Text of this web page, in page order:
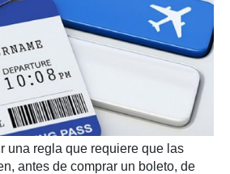
una regla que requiere que las
antes de comprar un boleto, de